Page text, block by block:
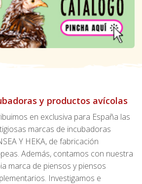
y productos avícolas
en exclusiva para España las
marcas de incubadoras
Y HEKA, de fabricación
Además, contamos con nuestra
marca de piensos y piensos
Investigamos e